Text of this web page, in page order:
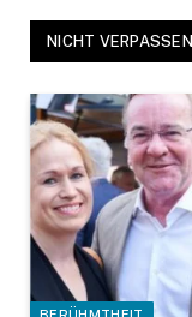
NICHT VERPASSEN